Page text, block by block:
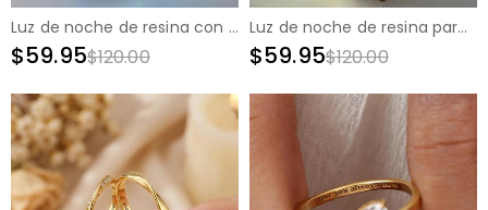
Luz de noche de resina con forma de tortuga y cría de tortuga, bonito regalo para padres
$59.95$120.00
Luz de noche de resina para exploración de aguas profundas, regalo creativo para un amigo
$59.95$120.00